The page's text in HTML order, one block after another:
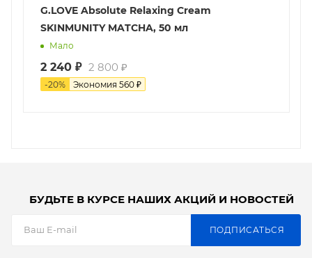
G.LOVE Absolute Relaxing Cream
SKINMUNITY MATCHA, 50 мл
Мало
2 240 ₽ 2 800 ₽
-20% Экономия 560 ₽
БУДЬТЕ В КУРСЕ НАШИХ АКЦИЙ И НОВОСТЕЙ
ПОДПИСАТЬСЯ